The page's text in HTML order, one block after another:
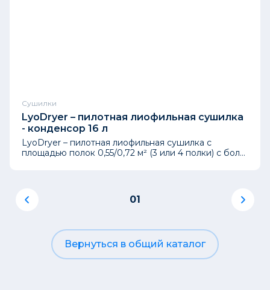
Cушилки
LyoDryer – пилотная лиофильная сушилка
- конденсор 16 л
LyoDryer – пилотная лиофильная сушилка с
площадью полок 0,55/0,72 м² (3 или 4 полки) с бол...
01
Вернуться в общий каталог